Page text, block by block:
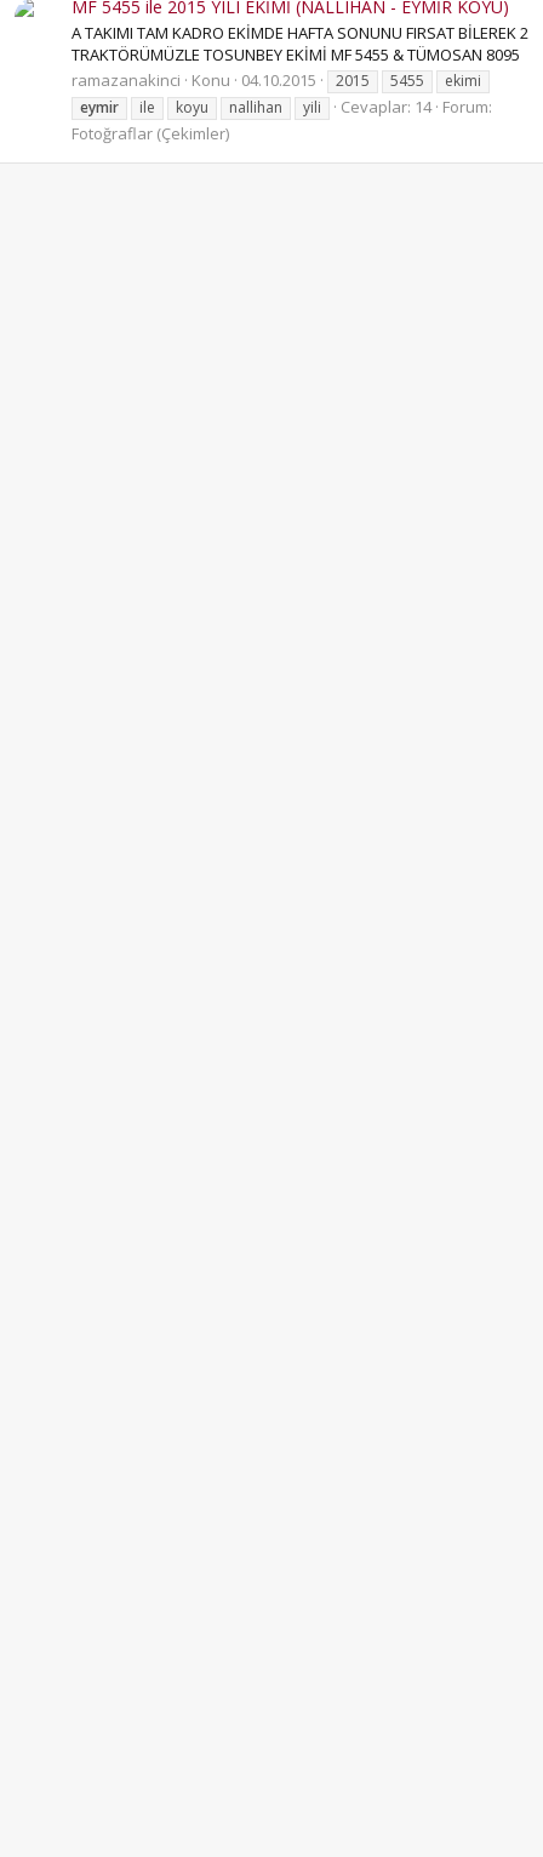
MF 5455 ile 2015 YILI EKİMİ (NALLIHAN - EYMİR KÖYÜ)
A TAKIMI TAM KADRO EKİMDE HAFTA SONUNU FIRSAT BİLEREK 2
TRAKTÖRÜMÜZLE TOSUNBEY EKİMİ MF 5455 & TÜMOSAN 8095
ramazanakinci
Konu 04.10.2015 2015 5455
ekimi
eymir
ile koyu nallihan yili Cevaplar: 14 Forum:
Fotoğraflar (Çekimler)